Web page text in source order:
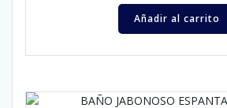
Añadir al carrito